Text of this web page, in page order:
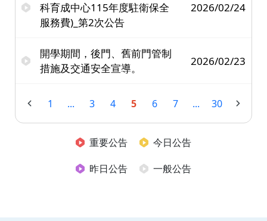
科育成中心115年度駐衛保全
服務費)_第2次公告
2026/02/24
開學期間，後門、舊前門管制
措施及交通安全宣導。
2026/02/23
1 ... 3 4 5 6 7 ... 30
重要公告
今日公告
昨日公告
一般公告